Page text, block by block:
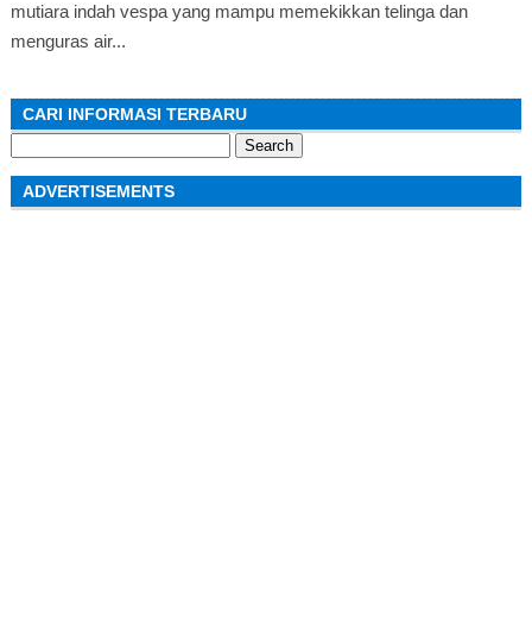
mutiara indah vespa yang mampu memekikkan telinga dan
menguras air...
CARI INFORMASI TERBARU
for:
ADVERTISEMENTS